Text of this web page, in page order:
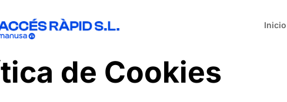
Inicio
de Cookies